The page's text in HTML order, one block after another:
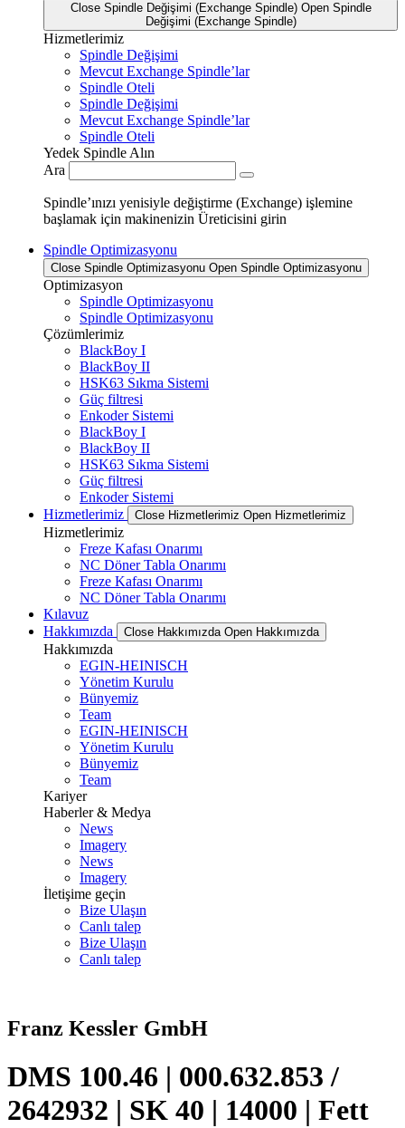
Close Spindle Değişimi (Exchange Spindle) Open Spindle
Değişimi (Exchange Spindle)
Hizmetlerimiz
Spindle Değişimi
Mevcut Exchange Spindle’lar
Spindle Oteli
Spindle Değişimi
Mevcut Exchange Spindle’lar
Spindle Oteli
Yedek Spindle Alın
Ara
Spindle’ınızı yenisiyle değiştirme (Exchange) işlemine
başlamak için makinenizin Üreticisini girin
Spindle Optimizasyonu
Close Spindle Optimizasyonu Open Spindle Optimizasyonu
Optimizasyon
Spindle Optimizasyonu
Spindle Optimizasyonu
Çözümlerimiz
BlackBoy I
BlackBoy II
HSK63 Sıkma Sistemi
Güç filtresi
Enkoder Sistemi
BlackBoy I
BlackBoy II
HSK63 Sıkma Sistemi
Güç filtresi
Enkoder Sistemi
Hizmetlerimiz
Close Hizmetlerimiz Open Hizmetlerimiz
Hizmetlerimiz
Freze Kafası Onarımı
NC Döner Tabla Onarımı
Freze Kafası Onarımı
NC Döner Tabla Onarımı
Kılavuz
Hakkımızda
Close Hakkımızda Open Hakkımızda
Hakkımızda
EGIN-HEINISCH
Yönetim Kurulu
Bünyemiz
Team
EGIN-HEINISCH
Yönetim Kurulu
Bünyemiz
Team
Kariyer
Haberler & Medya
News
Imagery
News
Imagery
İletişime geçin
Bize Ulaşın
Canlı talep
Bize Ulaşın
Canlı talep
Franz Kessler GmbH
DMS 100.46 | 000.632.853 /
2642932 | SK 40 | 14000 | Fett